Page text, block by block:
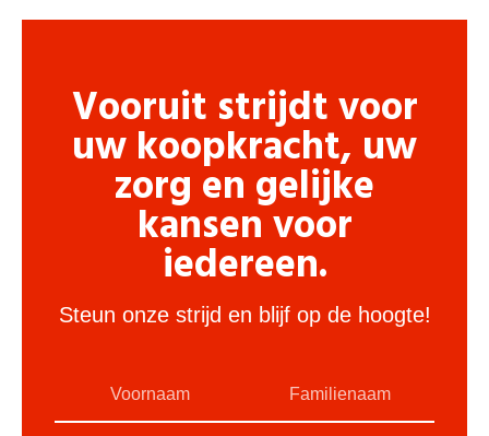
Vooruit strijdt voor
uw koopkracht, uw
zorg en gelijke
kansen voor
iedereen.
Steun onze strijd en blijf op de hoogte!